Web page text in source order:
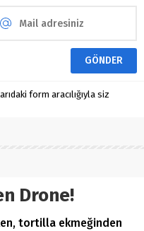
form aracılığıyla siz
Drone!
tortilla ekmeğinden